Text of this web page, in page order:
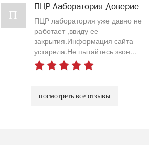
П
ПЦР-Лаборатория Доверие
ПЦР лаборатория уже давно не
работает ,ввиду ее
закрытия.Информация сайта
устарела.Не пытайтесь звон...
посмотреть все отзывы